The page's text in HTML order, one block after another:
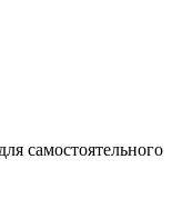
самостоятельного